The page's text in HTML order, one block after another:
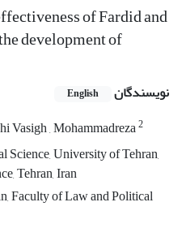
of Fardid and
development of
نویسندگان English
Vasigh , Mohammadreza2
University of Tehran,
Tehran, Iran
Faculty of Law and Political